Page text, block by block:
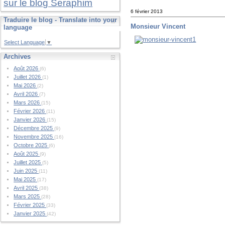
sur le blog Seraphim
Traduire le blog - Translate into your
language
Select Language ▼
Archives
Août 2026(6)
Juillet 2026(1)
Mai 2026(2)
Avril 2026(7)
Mars 2026(15)
Février 2026(11)
Janvier 2026(15)
Décembre 2025(9)
Novembre 2025(16)
Octobre 2025(6)
Août 2025(9)
Juillet 2025(5)
Juin 2025(11)
Mai 2025(17)
Avril 2025(38)
Mars 2025(28)
Février 2025(33)
Janvier 2025(42)
6 février 2013
Monsieur Vincent